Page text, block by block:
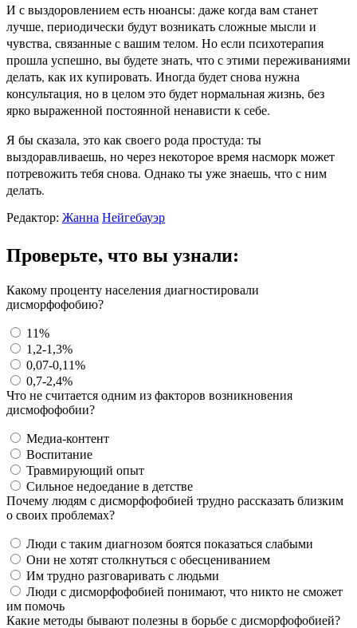
И с выздоровлением есть нюансы: даже когда вам станет
лучше, периодически будут возникать сложные мысли и
чувства, связанные с вашим телом. Но если психотерапия
прошла успешно, вы будете знать, что с этими переживаниями
делать, как их купировать. Иногда будет снова нужна
консультация, но в целом это будет нормальная жизнь, без
ярко выраженной постоянной ненависти к себе.
Я бы сказала, это как своего рода простуда: ты
выздоравливаешь, но через некоторое время насморк может
потревожить тебя снова. Однако ты уже знаешь, что с ним
делать.
Редактор: Жанна Нейгебауэр
Проверьте, что вы узнали:
Какому проценту населения диагностировали
дисморфофобию?
11%
1,2-1,3%
0,07-0,11%
0,7-2,4%
Что не считается одним из факторов возникновения
дисмофофобии?
Медиа-контент
Воспитание
Травмирующий опыт
Сильное недоедание в детстве
Почему людям с дисморфофобией трудно рассказать близким
о своих проблемах?
Люди с таким диагнозом боятся показаться слабыми
Они не хотят столкнуться с обесцениванием
Им трудно разговаривать с людьми
Люди с дисморфофобией понимают, что никто не сможет
им помочь
Какие методы бывают полезны в борьбе с дисморфофобией?